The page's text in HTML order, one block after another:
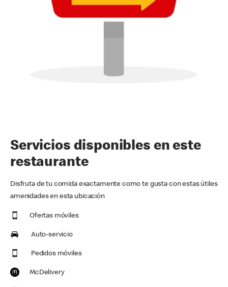
Servicios disponibles en este
restaurante
Disfruta de tu comida exactamente como te gusta con estas útiles
amenidades en esta ubicación
Ofertas móviles
Auto-servicio
Pedidos móviles
McDelivery